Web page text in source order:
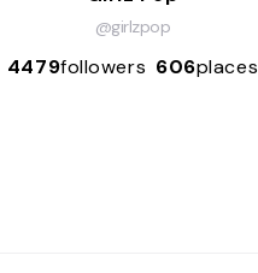
@girlzpop
4479followers 606places